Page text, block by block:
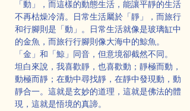
「動」，而這樣的動態生活，能讓平靜的生活
不再枯燥冷清。日常生活屬於「靜」，而旅行
和行腳則是「動」。日常生活就像是玻璃缸中
的金魚，而旅行行腳則像大海中的鯨魚。
「金」和「鯨」同音，但意境卻截然不同。
坦白來說，我喜歡靜，也喜歡動；靜極而動，
動極而靜；在動中尋找靜，在靜中發現動，動
靜合一。這就是玄妙的道理，這就是佛法的體
現，這就是悟境的真諦。